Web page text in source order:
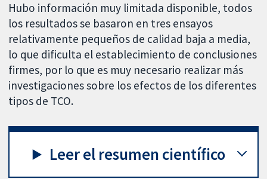
Hubo información muy limitada disponible, todos
los resultados se basaron en tres ensayos
relativamente pequeños de calidad baja a media,
lo que dificulta el establecimiento de conclusiones
firmes, por lo que es muy necesario realizar más
investigaciones sobre los efectos de los diferentes
tipos de TCO.
Leer el resumen científico